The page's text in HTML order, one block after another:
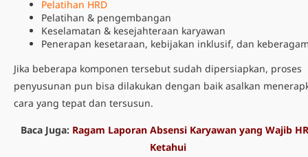
Pelatihan HRD
Pelatihan & pengembangan
Keselamatan & kesejahteraan karyawan
Penerapan kesetaraan, kebijakan inklusif, dan
Jika beberapa komponen tersebut sudah dipersiapkan, proses
penyusunan pun bisa dilakukan dengan baik asalkan
cara yang tepat dan tersusun.
Baca Juga: Ragam Laporan Absensi Karyawan yang Wajib
Ketahui